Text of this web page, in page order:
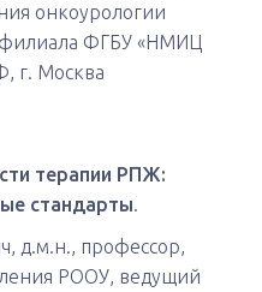
онкоурологии
ФГБУ «НМИЦ
г. Москва
терапии РПЖ:
стандарты.
д.м.н., профессор,
РООУ, ведущий